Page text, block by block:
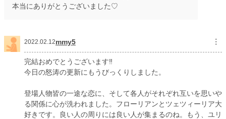
本当にありがとうございました♡
2022.02.12mmy5 ︙
完結おめでとうございます‼️
今日の怒涛の更新にもうびっくりしました。
登場人物皆の一途な恋に、そして各人がそれぞれ互いを思いや
る関係に心が洗われました。フローリアンとツェツィーリア大
好きです。良い人の周りには良い人が集まるのね。もう、ユリ